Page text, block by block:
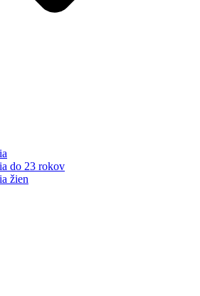
do 23 rokov
žien